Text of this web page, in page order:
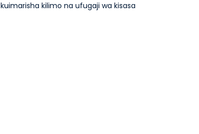
kuimarisha kilimo na ufugaji wa kisasa